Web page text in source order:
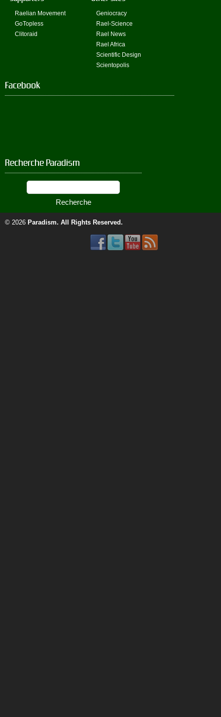
Raelian Movement
GoTopless
Clitoraid
Geniocracy
Rael-Science
Rael News
Rael Africa
Scientific Design
Scientopolis
Facebook
Recherche Paradism
© 2026 Paradism. All Rights Reserved.